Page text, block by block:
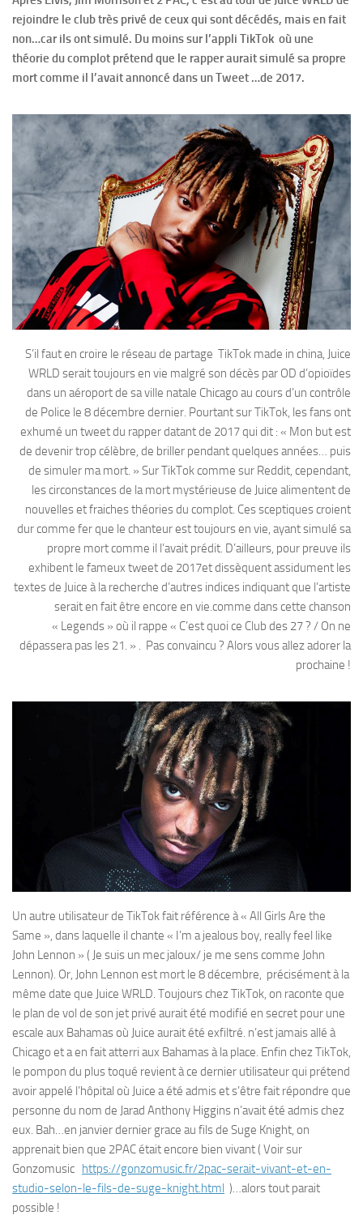
rejoindre le club très privé de ceux qui sont décédés, mais en fait
non…car ils ont simulé. Du moins sur l’appli TikTok où une
théorie du complot prétend que le rapper aurait simulé sa propre
mort comme il l’avait annoncé dans un Tweet …de 2017.
S’il faut en croire le réseau de partage TikTok made in china, Juice
WRLD serait toujours en vie malgré son décès par OD d’opioïdes
dans un aéroport de sa ville natale Chicago au cours d’un contrôle
de Police le 8 décembre dernier. Pourtant sur TikTok, les fans ont
exhumé un tweet du rapper datant de 2017 qui dit : « Mon but est
de devenir trop célèbre, de briller pendant quelques années… puis
de simuler ma mort. » Sur TikTok comme sur Reddit, cependant,
les circonstances de la mort mystérieuse de Juice alimentent de
nouvelles et fraiches théories du complot. Ces sceptiques croient
dur comme fer que le chanteur est toujours en vie, ayant simulé sa
propre mort comme il l’avait prédit. D’ailleurs, pour preuve ils
exhibent le fameux tweet de 2017et dissèquent assidument les
textes de Juice à la recherche d’autres indices indiquant que l’artiste
serait en fait être encore en vie.comme dans cette chanson
« Legends » où il rappe « C’est quoi ce Club des 27 ? / On ne
dépassera pas les 21. » . Pas convaincu ? Alors vous allez adorer la
prochaine !
Un autre utilisateur de TikTok fait référence à « All Girls Are the
Same », dans laquelle il chante « I’m a jealous boy, really feel like
John Lennon » ( Je suis un mec jaloux/ je me sens comme John
Lennon). Or, John Lennon est mort le 8 décembre, précisément à la
même date que Juice WRLD. Toujours chez TikTok, on raconte que
le plan de vol de son jet privé aurait été modifié en secret pour une
escale aux Bahamas où Juice aurait été exfiltré. n’est jamais allé à
Chicago et a en fait atterri aux Bahamas à la place. Enfin chez TikTok,
le pompon du plus toqué revient à ce dernier utilisateur qui prétend
avoir appelé l’hôpital où Juice a été admis et s’être fait répondre que
personne du nom de Jarad Anthony Higgins n’avait été admis chez
eux. Bah…en janvier dernier grace au fils de Suge Knight, on
apprenait bien que 2PAC était encore bien vivant ( Voir sur
Gonzomusic https://gonzomusic.fr/2pac-serait-vivant-et-en-
studio-selon-le-fils-de-suge-knight.html )…alors tout parait
possible !